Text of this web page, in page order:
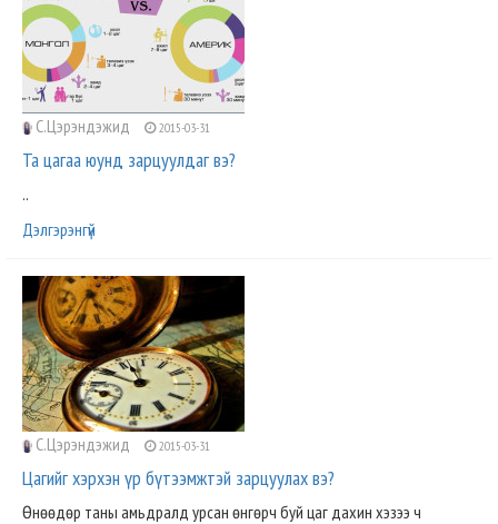
С.Цэрэндэжид 2015-03-31
Та цагаа юунд зарцуулдаг вэ?
..
Дэлгэрэнгүй
С.Цэрэндэжид 2015-03-31
Цагийг хэрхэн үр бүтээмжтэй зарцуулах вэ?
Өнөөдөр таны амьдралд урсан өнгөрч буй цаг дахин хэзээ ч